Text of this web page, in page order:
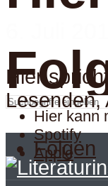
Hier kann
Spotify
Apple
Folgen
Hier
Lesenden,